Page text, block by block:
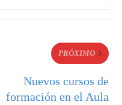
PRÓXIMO
Nuevos cursos de
formación en el Aula